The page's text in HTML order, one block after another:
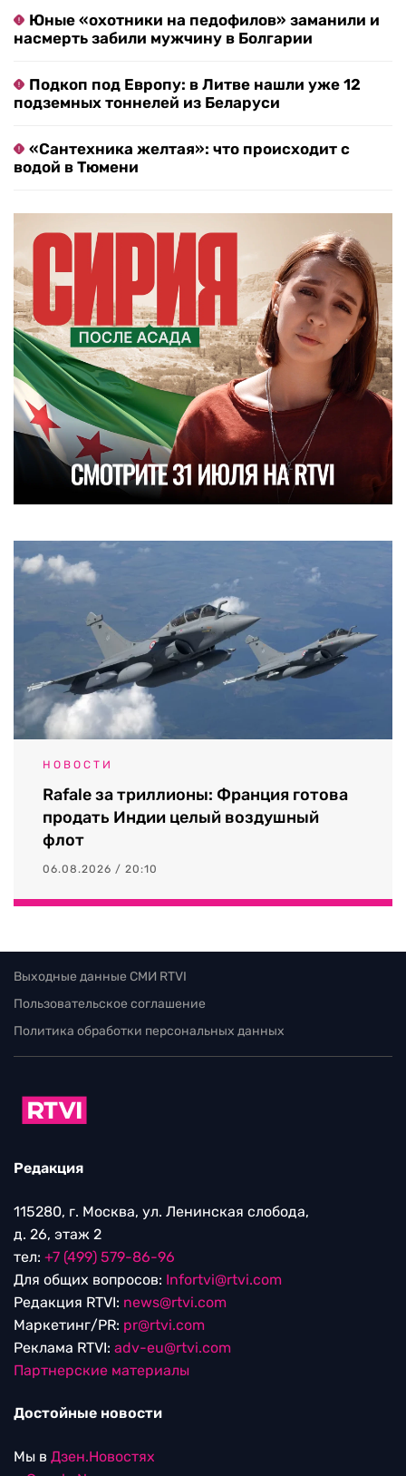
Юные «охотники на педофилов» заманили и
насмерть забили мужчину в Болгарии
Подкоп под Европу: в Литве нашли уже 12
подземных тоннелей из Беларуси
«Сантехника желтая»: что происходит с
водой в Тюмени
НОВОСТИ
Rafale за триллионы: Франция готова
продать Индии целый воздушный
флот
06.08.2026 / 20:10
Выходные данные СМИ RTVI
Пользовательское соглашение
Политика обработки персональных данных
Редакция
115280, г. Москва, ул. Ленинская слобода,
д. 26, этаж 2
тел: +7 (499) 579-86-96
Для общих вопросов: Infortvi@rtvi.com
Редакция RTVI: news@rtvi.com
Маркетинг/PR: pr@rtvi.com
Реклама RTVI: adv-eu@rtvi.com
Партнерские материалы
Достойные новости
Мы в Дзен.Новостях